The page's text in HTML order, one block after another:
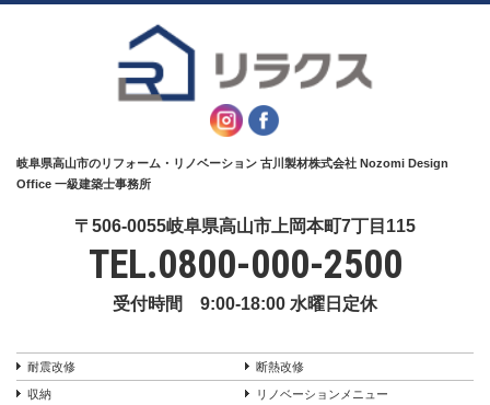
岐阜県高山市のリフォーム・リノベーション 古川製材株式会社 Nozomi Design
Office 一級建築士事務所
〒506-0055岐阜県高山市上岡本町7丁目115
TEL.0800-000-2500
受付時間 9:00-18:00 水曜日定休
耐震改修 断熱改修
収納 リノベーションメニュー